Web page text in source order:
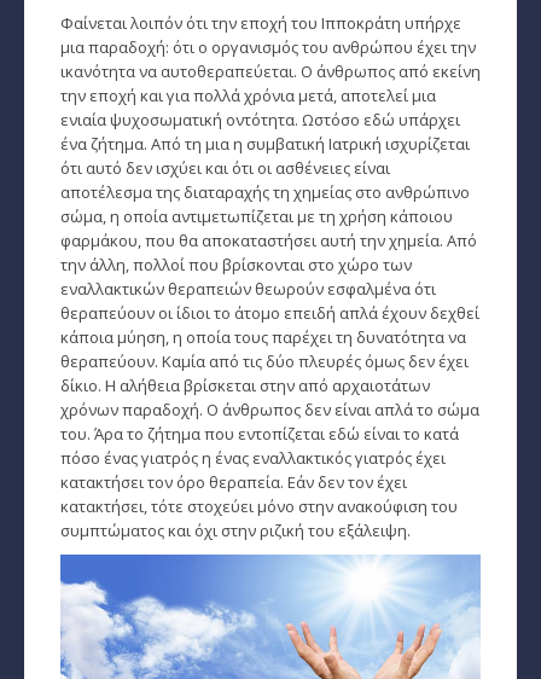
Φαίνεται λοιπόν ότι την εποχή του Ιπποκράτη υπήρχε
μια παραδοχή: ότι ο οργανισμός του ανθρώπου έχει την
ικανότητα να αυτοθεραπεύεται. Ο άνθρωπος από εκείνη
την εποχή και για πολλά χρόνια μετά, αποτελεί μια
ενιαία ψυχοσωματική οντότητα. Ωστόσο εδώ υπάρχει
ένα ζήτημα. Από τη μια η συμβατική Ιατρική ισχυρίζεται
ότι αυτό δεν ισχύει και ότι οι ασθένειες είναι
αποτέλεσμα της διαταραχής τη χημείας στο ανθρώπινο
σώμα, η οποία αντιμετωπίζεται με τη χρήση κάποιου
φαρμάκου, που θα αποκαταστήσει αυτή την χημεία. Από
την άλλη, πολλοί που βρίσκονται στο χώρο των
εναλλακτικών θεραπειών θεωρούν εσφαλμένα ότι
θεραπεύουν οι ίδιοι το άτομο επειδή απλά έχουν δεχθεί
κάποια μύηση, η οποία τους παρέχει τη δυνατότητα να
θεραπεύουν. Καμία από τις δύο πλευρές όμως δεν έχει
δίκιο. Η αλήθεια βρίσκεται στην από αρχαιοτάτων
χρόνων παραδοχή. Ο άνθρωπος δεν είναι απλά το σώμα
του. Άρα το ζήτημα που εντοπίζεται εδώ είναι το κατά
πόσο ένας γιατρός η ένας εναλλακτικός γιατρός έχει
κατακτήσει τον όρο θεραπεία. Εάν δεν τον έχει
κατακτήσει, τότε στοχεύει μόνο στην ανακούφιση του
συμπτώματος και όχι στην ριζική του εξάλειψη.